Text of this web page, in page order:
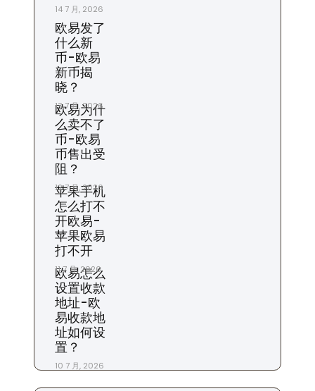
14 7 月, 2026
欧易发了
什么新
币-欧易
新币揭
晓？
13 7 月, 2026
欧易为什
么卖不了
币-欧易
币售出受
阻？
12 7 月, 2026
苹果手机
怎么打不
开欧易-
苹果欧易
打不开
11 7 月, 2026
欧易怎么
设置收款
地址-欧
易收款地
址如何设
置？
10 7 月, 2026